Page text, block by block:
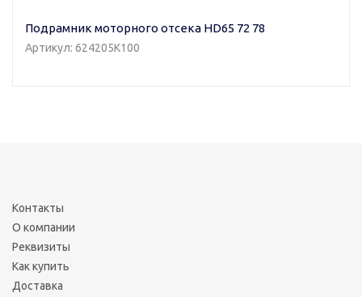
Подрамник моторного отсека HD65 72 78
Артикул: 624205K100
Контакты
О компании
Реквизиты
Как купить
Доставка